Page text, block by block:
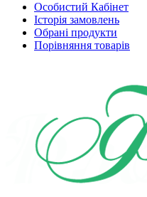
Особистий Кабінет
Історія замовлень
Обрані продукти
Порівняння товарів